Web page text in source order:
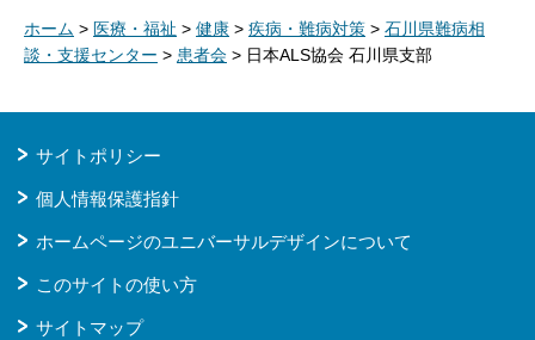
ホーム > 医療・福祉 > 健康 > 疾病・難病対策 > 石川県難病相
談・支援センター > 患者会 > 日本ALS協会 石川県支部
サイトポリシー
個人情報保護指針
ホームページのユニバーサルデザインについて
このサイトの使い方
サイトマップ